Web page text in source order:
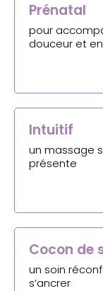
Prénatal
pour
douceur et
Intuitif
un massage
présente
Cocon de
un soin
s’ancrer